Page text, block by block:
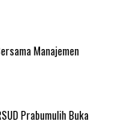
Manajemen
Prabumulih Buka